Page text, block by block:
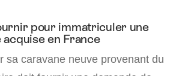
pour immatriculer une
acquise en France
sa caravane neuve provenant du